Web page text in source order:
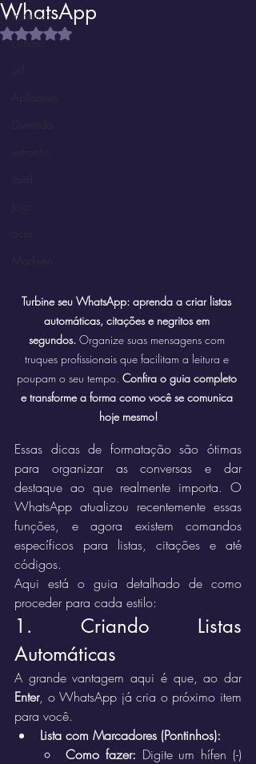
Instrutivo
curioso
WhatsApp
Avaliado com NaN de 5 estrelas.
Turbine seu WhatsApp: aprenda a criar listas
automáticas, citações e negritos em
segundos. Organize suas mensagens com
truques profissionais que facilitam a leitura e
poupam o seu tempo. Confira o guia completo
e transforme a forma como você se comunica
hoje mesmo!
Essas dicas de formatação são ótimas
para organizar as conversas e dar
destaque ao que realmente importa. O
WhatsApp atualizou recentemente essas
funções, e agora existem comandos
específicos para listas, citações e até
códigos.
Aqui está o guia detalhado de como
proceder para cada estilo:
1. Criando Listas
Automáticas
A grande vantagem aqui é que, ao dar
Enter, o WhatsApp já cria o próximo item
para você.
Lista com Marcadores (Pontinhos):
Como fazer: Digite um hífen (-)